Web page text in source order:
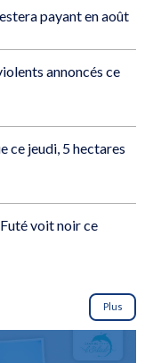
payant en août
annoncés ce
ce jeudi, 5 hectares
voit noir ce
Plus